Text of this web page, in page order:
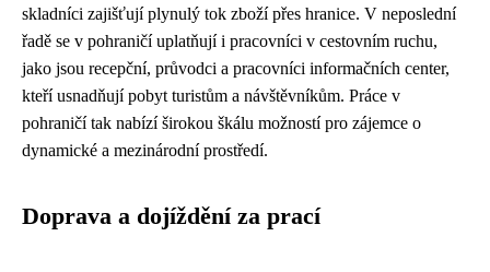
skladníci zajišťují plynulý tok zboží přes hranice. V neposlední
řadě se v pohraničí uplatňují i pracovníci v cestovním ruchu,
jako jsou recepční, průvodci a pracovníci informačních center,
kteří usnadňují pobyt turistům a návštěvníkům. Práce v
pohraničí tak nabízí širokou škálu možností pro zájemce o
dynamické a mezinárodní prostředí.
Doprava a dojíždění za prací